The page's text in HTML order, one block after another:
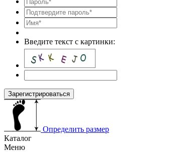
Введите текст с картинки:
Зарегистрироваться
Определить размер
Каталог
Меню